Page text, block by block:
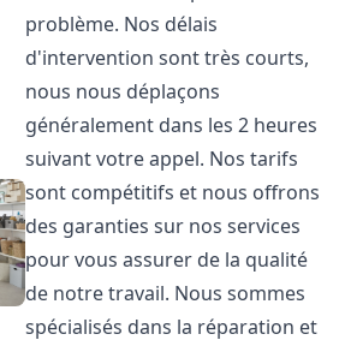
problème. Nos délais
d'intervention sont très courts,
nous nous déplaçons
généralement dans les 2 heures
suivant votre appel. Nos tarifs
sont compétitifs et nous offrons
des garanties sur nos services
pour vous assurer de la qualité
de notre travail. Nous sommes
spécialisés dans la réparation et